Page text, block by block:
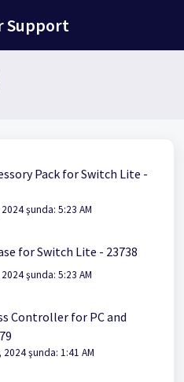
Support
Pack for Switch Lite -
şunda: 5:23 AM
for Switch Lite - 23738
şunda: 5:23 AM
Controller for PC and
şunda: 1:41 AM